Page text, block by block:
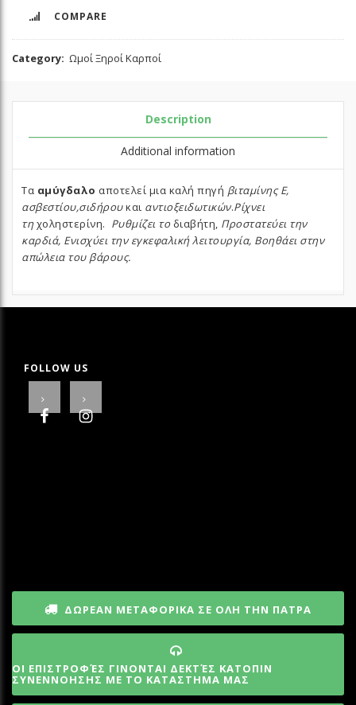
COMPARE
Category: Ωμοί Ξηροί Καρποί
Description
Additional information
Τα αμύγδαλο αποτελεί μια καλή πηγή βιταμίνης Ε,
ασβεστίου,σιδήρουκαι αντιοξειδωτικών.Ρίχνει
τηχοληστερίνη. Ρυθμίζει το διαβήτη, Προστατεύει την
καρδιά, Ενισχύει την εγκεφαλική λειτουργία, Βοηθάει στην
απώλεια του βάρους.
FOLLOW US
ΔΩΡΕΑΝ ΜΕΤΑΦΟΡΙΚΑ ΣΕ ΟΛΗ ΤΗΝ ΠΑΤΡΑ
ΟΙ ΕΠΙΣΤΡΟΦΈΣ ΓΙΝΟΝΤΑΙ ΔΕΚΤΈΣ ΚΑΤΟΠΙΝ
ΣΥΝΕΝΝΟΗΣΗΣ ΜΕ ΤΟ ΚΑΤΑΣΤΗΜΑ ΜΑΣ